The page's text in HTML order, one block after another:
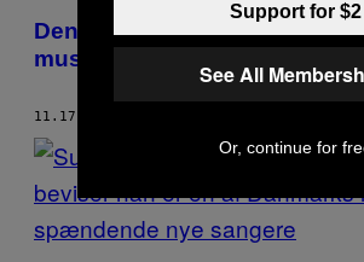
Den her nye Marshall Cecil-
musikkens svar på cool
11.17.17
Support for $2
See All
Or, continue for